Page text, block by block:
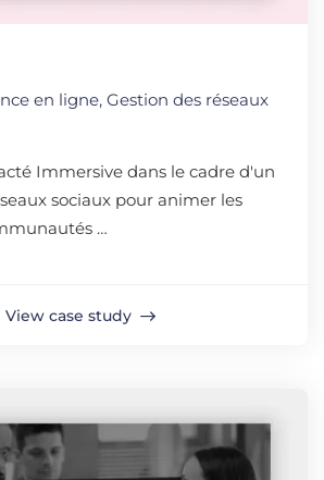
en ligne, Gestion des réseaux
Immersive dans le cadre d'un
sociaux pour animer les
…
View case study